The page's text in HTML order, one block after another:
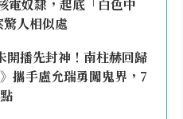
電奴隸，起底「白色中
人相似處
開播先封神！南柱赫回歸
攜手盧允瑞勇闖鬼界，7